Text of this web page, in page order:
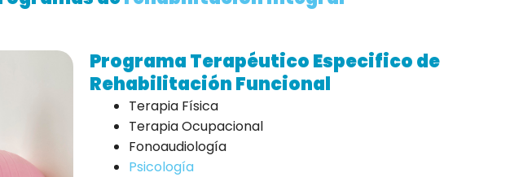
Programa Terapéutico Especifico de
Rehabilitación Funcional
Terapia Física
Terapia Ocupacional
Fonoaudiología
Psicología